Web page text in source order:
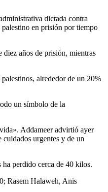
dictada contra
palestino en prisión por tiempo
diez años de prisión, mientras
alrededor de un 20%
un símbolo de la
Addameer advirtió ayer
urgentes y de un
perdido cerca de 40 kilos.
Rasem Halaweh, Anis